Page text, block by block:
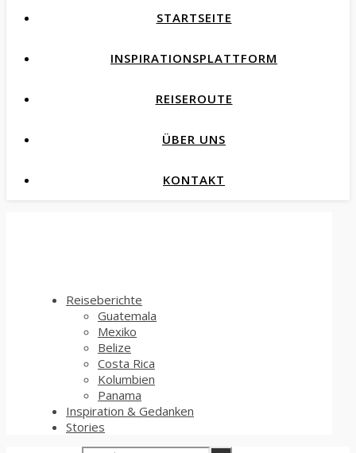
STARTSEITE
INSPIRATIONSPLATTFORM
REISEROUTE
ÜBER UNS
KONTAKT
Reiseberichte
Guatemala
Mexiko
Belize
Costa Rica
Kolumbien
Panama
Inspiration & Gedanken
Stories